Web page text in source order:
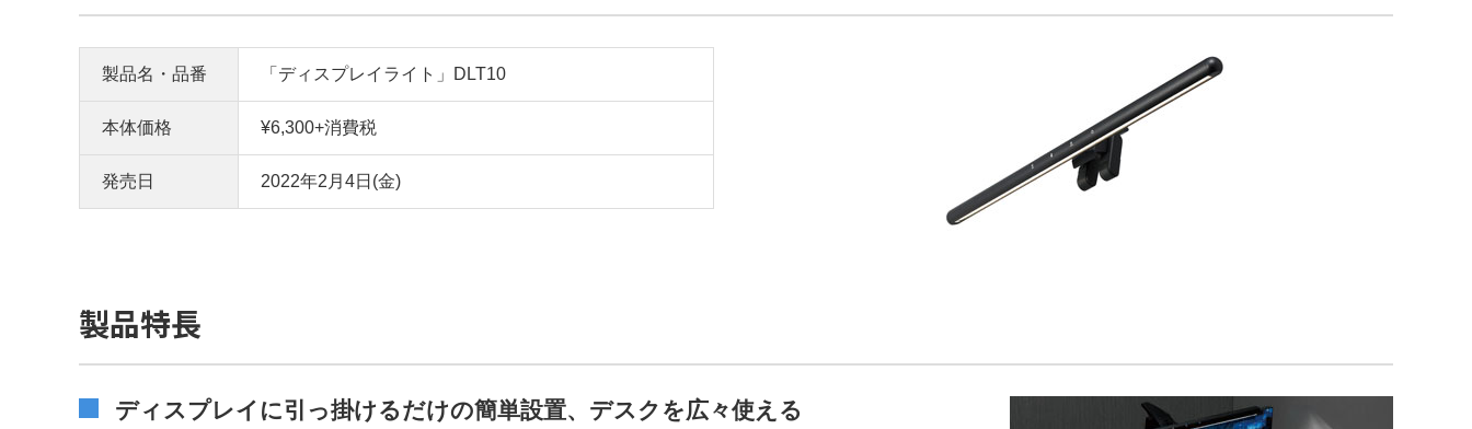
製品名・品番 「ディスプレイライト」DLT10
本体価格 ¥6,300+消費税
発売日 2022年2月4日(金)
製品特長
ディスプレイに引っ掛けるだけの簡単設置、デスクを広々使える